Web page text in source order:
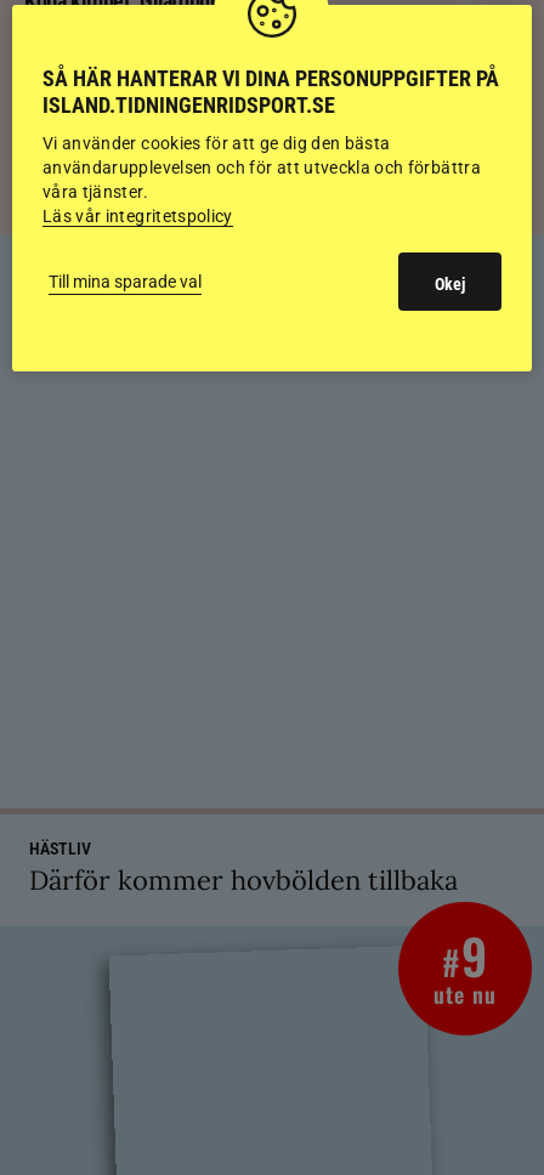
Svensk bakom världens högst bedömda
islandshäst
HÄSTLIV
Därför kommer hovbölden tillbaka
#9
ute nu
SÅ HÄR HANTERAR VI DINA PERSONUPPGIFTER PÅ
ISLAND.TIDNINGENRIDSPORT.SE
Vi använder cookies för att ge dig den bästa
användarupplevelsen och för att utveckla och förbättra
våra tjänster.
Läs vår integritetspolicy
Till mina sparade val Okej